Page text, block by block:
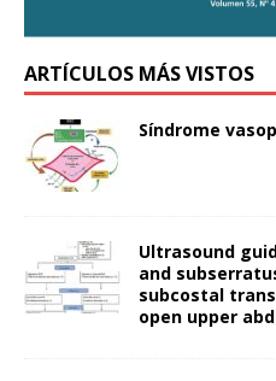
ARTÍCULOS MÁS VISTOS
Síndrome
Ultrasound
and
subcostal
open upper